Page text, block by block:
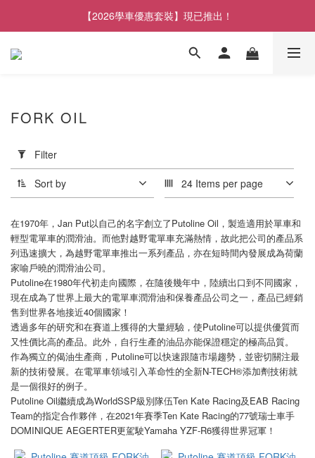
【2026學車優惠套裝】現已推出！
Filter
(0/20)
PUTOLINE
(5)
Price
Range
(HK$)
~
FORK OIL
Filter
Sort by 24 Items per page
在1970年，Jan Put以自己的名字創立了Putoline Oil，製造適用於單車和
輕型電單車的潤滑油。而他對越野電單車充滿熱情，故此把公司的產品系
列迅速擴大，為越野電單車推出一系列產品，亦在短時間內發展成為荷蘭
家喻戶曉的潤滑油公司。
Putoline在1980年代初走向國際，在隨後幾年中，陸續出口到不同國家，
現在成為了世界上最大的電單車潤滑油和保養產品公司之一，產品已經銷
售到世界各地接近40個國家！
透過多年的研究和在賽道上獲得的大量經驗，使Putoline可以提供優質而
又性價比高的產品。此外，自行生產的油品亦能保證穩定的極高品質。
作為獨立的偈油生產商，Putoline可以快速跟隨市場趨勢，並密切關注最
新的技術發展。在電單車領域引入革命性的全新N-TECH®添加劑技術就
是一個很好的例子。
Putoline Oil繼續成為WorldSSP級別隊伍Ten Kate Racing及EAB Racing
Team的指定合作夥伴，在2021年賽季Ten Kate Racing的77號瑞士車手
DOMINIQUE AEGERTER更駕駛Yamaha YZF-R6獲得世界冠軍！